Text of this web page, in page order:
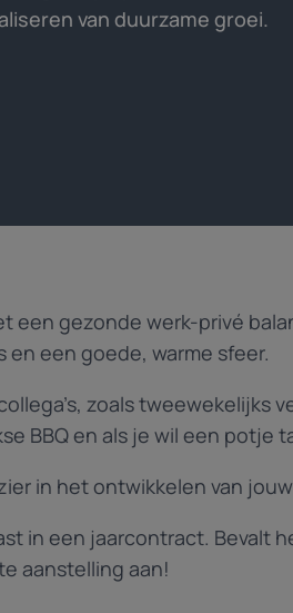
van duurzame groei.
een gezonde werk-privé
en een goede, warme sfeer.
zoals tweewekelijks
BBQ en als je wil een potje
in het ontwikkelen van
in een jaarcontract. Bevalt
aanstelling aan!